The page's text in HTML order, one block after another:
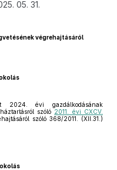
05. 31.
végrehajtásáról
2024. évi gazdálkodásának
szóló 2011. évi CXCV.
szóló 368/2011. (XII.31.)